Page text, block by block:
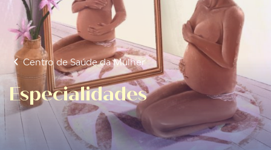
Centro de Saúde da Mulher
Especialidades